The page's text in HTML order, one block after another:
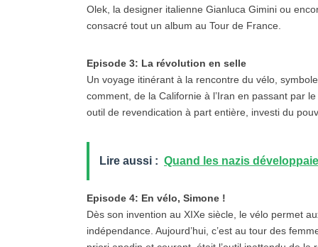
Olek, la designer italienne Gianluca Gimini ou
consacré tout un album au Tour de France.
Episode 3: La révolution en selle
Un voyage itinérant à la rencontre du vélo,
comment, de la Californie à l’Iran en passant par
outil de revendication à part entière, investi du
Lire aussi : Quand les nazis
Episode 4: En vélo, Simone !
Dès son invention au XIXe siècle, le vélo permet
indépendance. Aujourd’hui, c’est au tour des